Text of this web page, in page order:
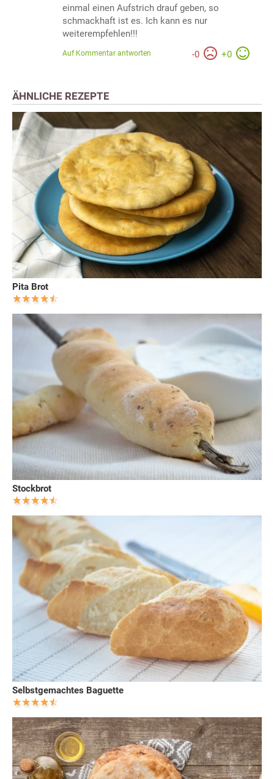
einmal einen Aufstrich drauf geben, so
schmackhaft ist es. Ich kann es nur
weiterempfehlen!!!
-0 +0
Auf Kommentar antworten
ÄHNLICHE REZEPTE
Pita Brot
Stockbrot
Selbstgemachtes Baguette